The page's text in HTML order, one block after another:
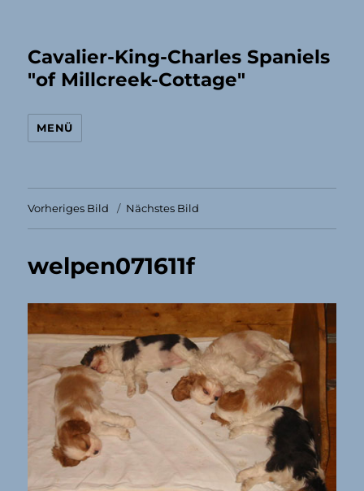
Cavalier-King-Charles Spaniels
"of Millcreek-Cottage"
MENÜ
Vorheriges Bild Nächstes Bild
welpen071611f